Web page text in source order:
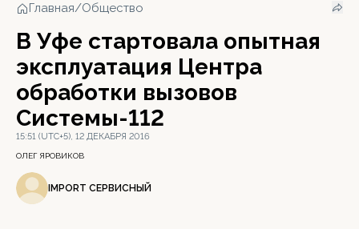
Главная/Общество
В Уфе стартовала опытная
эксплуатация Центра
обработки вызовов
Системы-112
15:51 (UTC+5), 12 ДЕКАБРЯ 2016
ОЛЕГ ЯРОВИКОВ
IMPORT СЕРВИСНЫЙ